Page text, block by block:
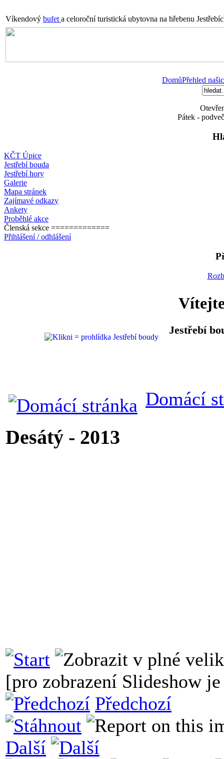
Víkendový bufet a celoroční turistická ubytovna na hřebenu
DomůPřehled
Pátek -
KČT Úpice
Jestřebí bouda
Jestřebí hory
Galerie
Mapa stránek
Zajímavé odkazy
Ankety
Proběhlé akce
Členská sekce =============
Přihlášení / odhlášení
Jestřebí
Domácí
Desátý - 2013
[pro zobrazení Slideshow
Předchozí
Další